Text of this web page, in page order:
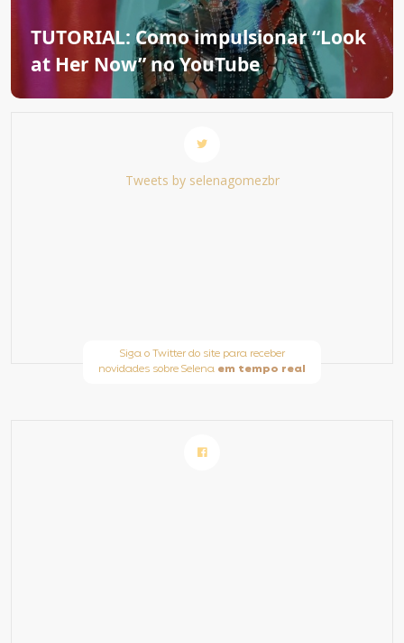
TUTORIAL: Como impulsionar “Look
at Her Now” no YouTube
Tweets by selenagomezbr
Siga o Twitter do site para receber
novidades sobre Selena em tempo real